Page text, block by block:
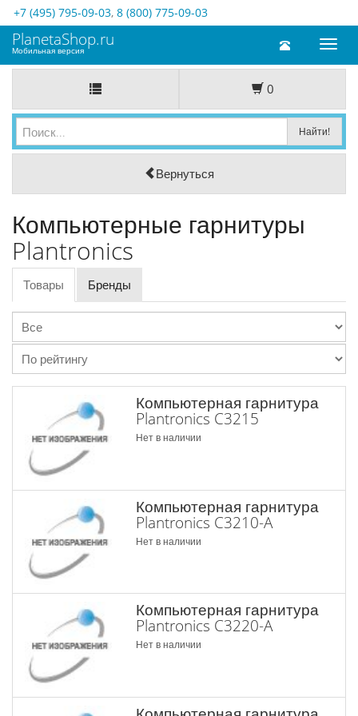
+7 (495) 795-09-03, 8 (800) 775-09-03
Toggle
PlanetaShop.ru
Мобильная версия
0
Вернуться
Компьютерные гарнитуры
Plantronics
Товары Бренды
Компьютерная гарнитура
Plantronics C3215
Нет в наличии
Компьютерная гарнитура
Plantronics C3210-A
Нет в наличии
Компьютерная гарнитура
Plantronics C3220-A
Нет в наличии